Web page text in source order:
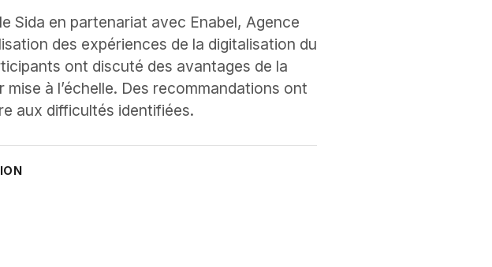
Sida en partenariat avec Enabel, Agence
des expériences de la digitalisation du
ont discuté des avantages de la
à l’échelle. Des recommandations ont
aux difficultés identifiées.